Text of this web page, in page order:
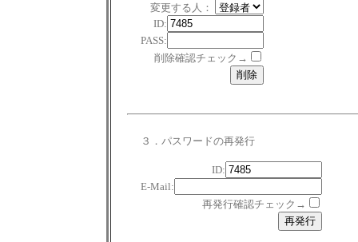
変更する人：
ID:
PASS:
削除確認チェック→
３．パスワードの再発行
ID:
E-Mail:
再発行確認チェック→